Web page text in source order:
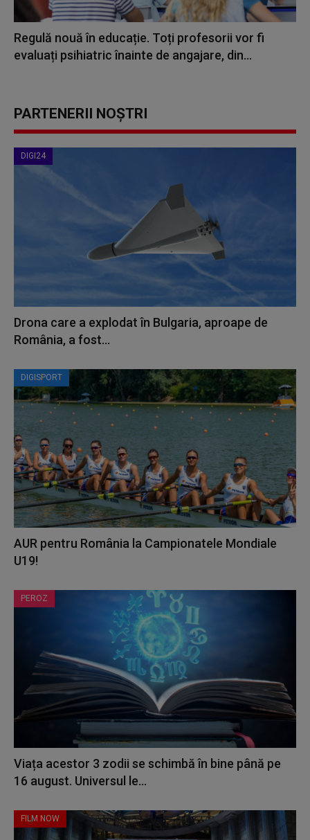
Regulă nouă în educație. Toți profesorii vor fi
evaluați psihiatric înainte de angajare, din...
PARTENERII NOȘTRI
DIGI24
Drona care a explodat în Bulgaria, aproape de
România, a fost...
DIGISPORT
AUR pentru România la Campionatele Mondiale
U19!
PEROZ
Viața acestor 3 zodii se schimbă în bine până pe
16 august. Universul le...
FILM NOW